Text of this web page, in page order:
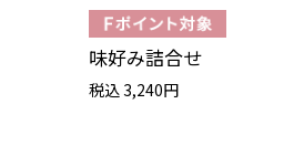
味好み詰合せ
税込 3,240円